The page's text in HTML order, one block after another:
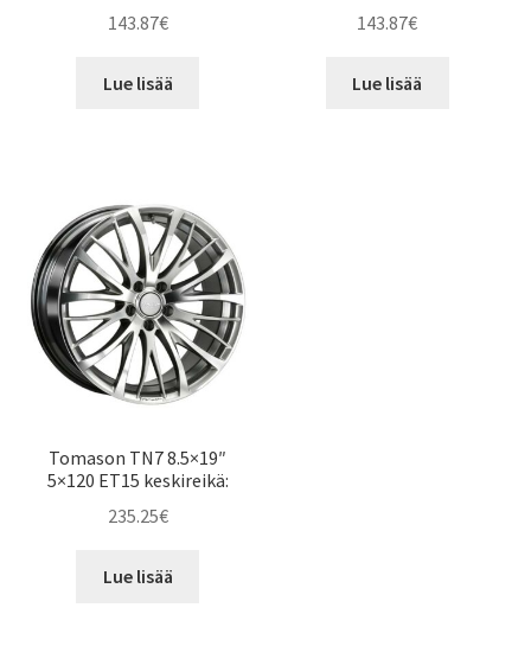
143.87€
Lue lisää
143.87€
Lue lisää
Tomason TN7 8.5×19″
5×120 ET15 keskireikä:
235.25€
Lue lisää